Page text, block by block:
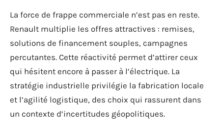
La force de frappe commerciale n’est pas en reste.
Renault multiplie les offres attractives : remises,
solutions de financement souples, campagnes
percutantes. Cette réactivité permet d’attirer ceux
qui hésitent encore à passer à l’électrique. La
stratégie industrielle privilégie la fabrication locale
et l’agilité logistique, des choix qui rassurent dans
un contexte d’incertitudes géopolitiques.